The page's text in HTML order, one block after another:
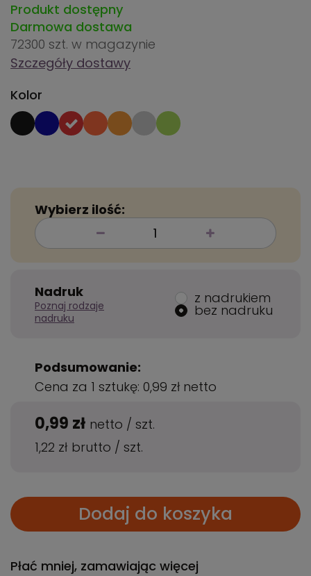
Produkt dostępny
Darmowa dostawa
72300 szt. w magazynie
Szczegóły dostawy
Kolor
Wybierz ilość:
Nadruk
Poznaj rodzaje
nadruku
z nadrukiem
bez nadruku
Podsumowanie:
Cena za 1 sztukę: 0,99 zł netto
0,99 zł netto / szt.
1,22 zł brutto / szt.
Dodaj do koszyka
Płać mniej, zamawiając więcej